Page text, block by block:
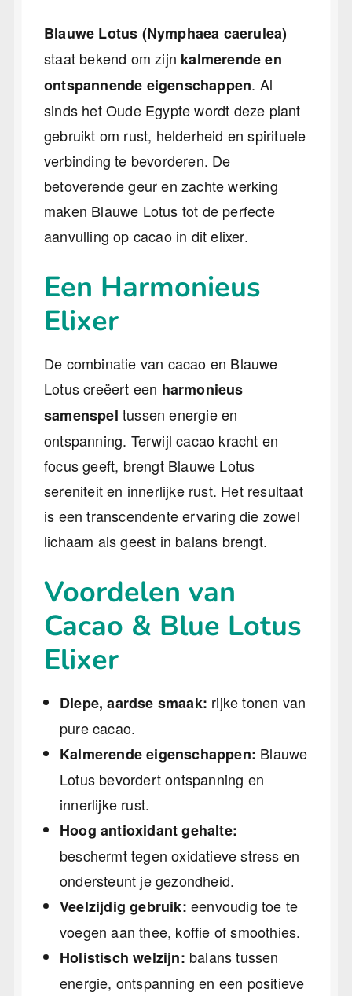
Blauwe Lotus (Nymphaea caerulea)
staat bekend om zijn kalmerende en
ontspannende eigenschappen. Al
sinds het Oude Egypte wordt deze plant
gebruikt om rust, helderheid en spirituele
verbinding te bevorderen. De
betoverende geur en zachte werking
maken Blauwe Lotus tot de perfecte
aanvulling op cacao in dit elixer.
Een Harmonieus
Elixer
De combinatie van cacao en Blauwe
Lotus creëert een harmonieus
samenspel tussen energie en
ontspanning. Terwijl cacao kracht en
focus geeft, brengt Blauwe Lotus
sereniteit en innerlijke rust. Het resultaat
is een transcendente ervaring die zowel
lichaam als geest in balans brengt.
Voordelen van
Cacao & Blue Lotus
Elixer
Diepe, aardse smaak: rijke tonen van
pure cacao.
Kalmerende eigenschappen: Blauwe
Lotus bevordert ontspanning en
innerlijke rust.
Hoog antioxidant gehalte:
beschermt tegen oxidatieve stress en
ondersteunt je gezondheid.
Veelzijdig gebruik: eenvoudig toe te
voegen aan thee, koffie of smoothies.
Holistisch welzijn: balans tussen
energie, ontspanning en een positieve